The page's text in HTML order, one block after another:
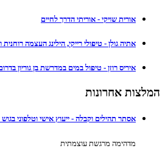
אורית שויקי - אוריתי הדרך לחיים
אתיה גולן - טיפולי רייקי, הילינג העצמה
איריס רוזן - טיפול במים במדרשת בן גוריון
המלצות אחרונות
אסתר תהילים וקבלה - ייעוץ אישי וטלפוני בגוש
מדהימה מרגשת עוצמתית